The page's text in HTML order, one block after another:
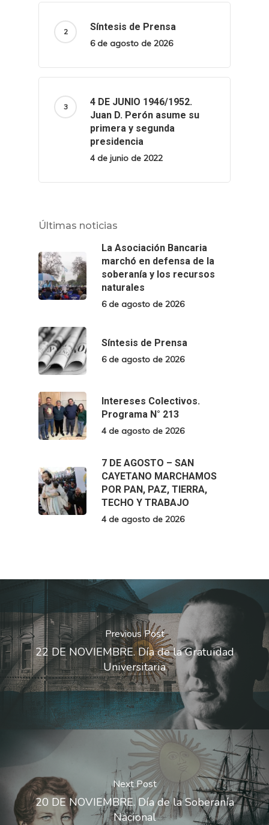
Síntesis de Prensa
6 de agosto de 2026
4 DE JUNIO 1946/1952.
Juan D. Perón asume su
primera y segunda
presidencia
4 de junio de 2022
Últimas noticias
La Asociación Bancaria
marchó en defensa de la
soberanía y los recursos
naturales
6 de agosto de 2026
Síntesis de Prensa
6 de agosto de 2026
Intereses Colectivos.
Programa N° 213
4 de agosto de 2026
7 DE AGOSTO – SAN
CAYETANO MARCHAMOS
POR PAN, PAZ, TIERRA,
TECHO Y TRABAJO
4 de agosto de 2026
Previous Post
22 DE NOVIEMBRE. Día de la Gratuidad
Universitaria
Next Post
20 DE NOVIEMBRE. Día de la Soberanía
Nacional